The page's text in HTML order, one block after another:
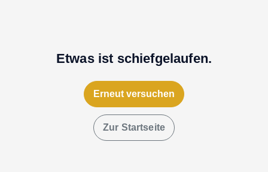
Etwas ist schiefgelaufen.
Erneut versuchen
Zur Startseite